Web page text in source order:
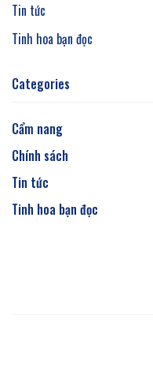
Tin tức
Tinh hoa bạn đọc
Categories
Cẩm nang
Chính sách
Tin tức
Tinh hoa bạn đọc